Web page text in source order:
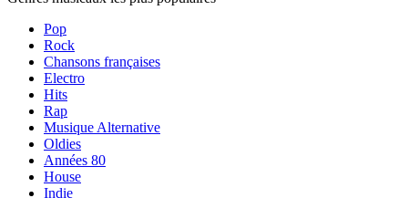
Pop
Rock
Chansons françaises
Electro
Hits
Rap
Musique Alternative
Oldies
Années 80
House
Indie